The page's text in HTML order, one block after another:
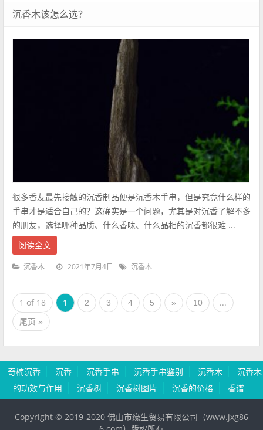
沉香木该怎么选？
很多香友最先接触的沉香制品便是沉香木手串，但是究竟什么样的
手串才是适合自己的？这确实是一个问题，尤其是对沉香了解不多
的朋友，选择哪种品质、什么香味、什么品相的沉香都很难 ...
阅读全文
沉香木 2021年7月4日 沉香木
1 of 18 1 2 3 4 5 » 10 ...
尾页 »
奇楠沉香 沉香 沉香手串 沉香手串鉴别 沉香木
沉香木
的功效与作用
沉香树 沉香树图片 沉香的价格 香谱
Copyright © 2019-2020 佛山市缘生贸易有限公司（www.jxg86